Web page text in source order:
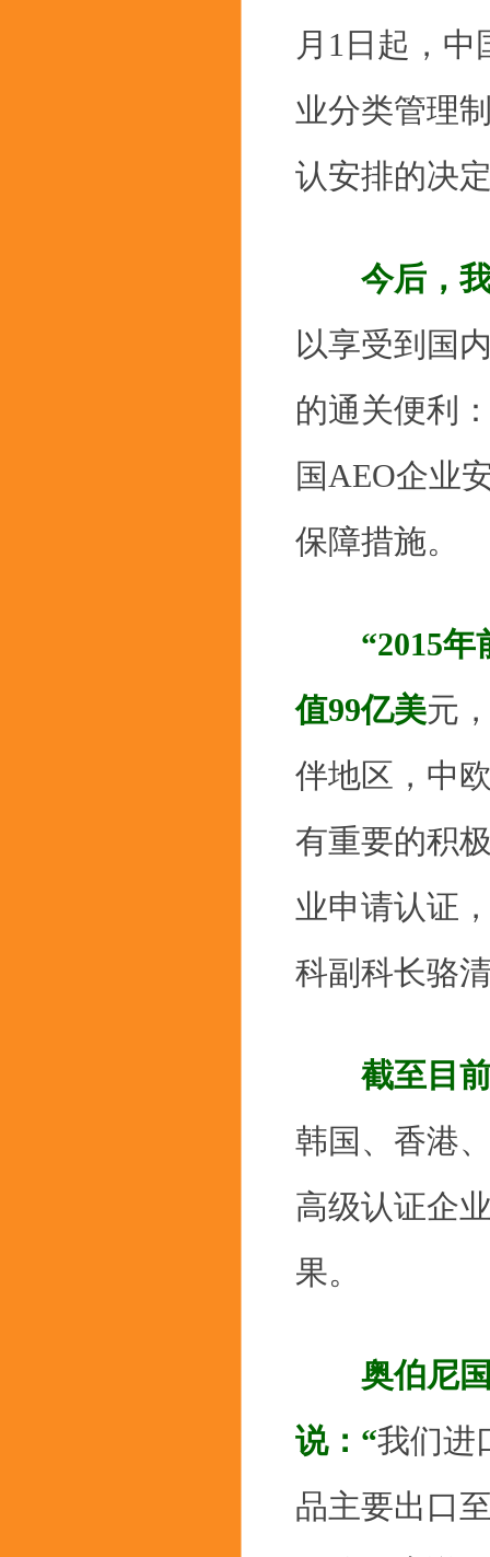
月1日起，
业分类管理
认安排的决
今后，
以享受到国
的通关便利
国AEO企业
保障措施。
“2015
值99亿美元
伴地区，中
有重要的积
业申请认证
科副科长骆
截至目
韩国、香港
高级认证企
果。
奥伯尼
说：“我们进
品主要出口